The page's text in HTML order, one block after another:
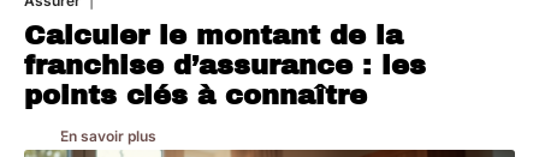
Calculer le montant de la
franchise d’assurance : les
points clés à connaître
En savoir plus